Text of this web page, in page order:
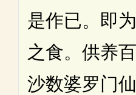
是作已。即
之食。供养
沙数婆罗门